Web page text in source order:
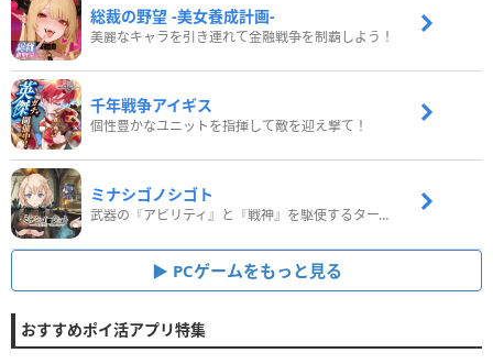
総裁の野望 -美女養成計画-
美麗なキャラを引き連れて金融戦争を制覇しよう！
千年戦争アイギス
個性豊かなユニットを指揮して敵を迎え撃て！
ミナシゴノシゴト
武器の『アビリティ』と『戦神』を駆使するターン制コマンドバトルRPG！
PCゲームをもっと見る
おすすめポイ活アプリ特集